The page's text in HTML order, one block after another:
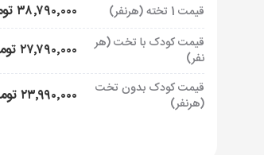
قیمت 1 تخته (هرنفر) ۳۸٬۷۹۰٬۰۰۰ تومان
قیمت کودک با تخت (هر
نفر)
۲۷٬۷۹۰٬۰۰۰ تومان
قیمت کودک بدون تخت
(هرنفر)
۲۳٬۹۹۰٬۰۰۰ تومان